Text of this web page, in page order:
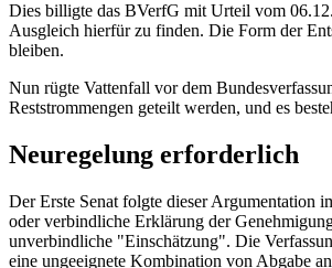
Dies billigte das BVerfG mit Urteil vom
Ausgleich hierfür zu finden. Die Form der
bleiben.
Nun rügte Vattenfall vor dem
Reststrommengen geteilt werden, und es
Neuregelung erforderlich
Der Erste Senat folgte dieser Argumentation
oder verbindliche Erklärung der
unverbindliche "Einschätzung". Die
eine ungeeignete Kombination von Abgabe